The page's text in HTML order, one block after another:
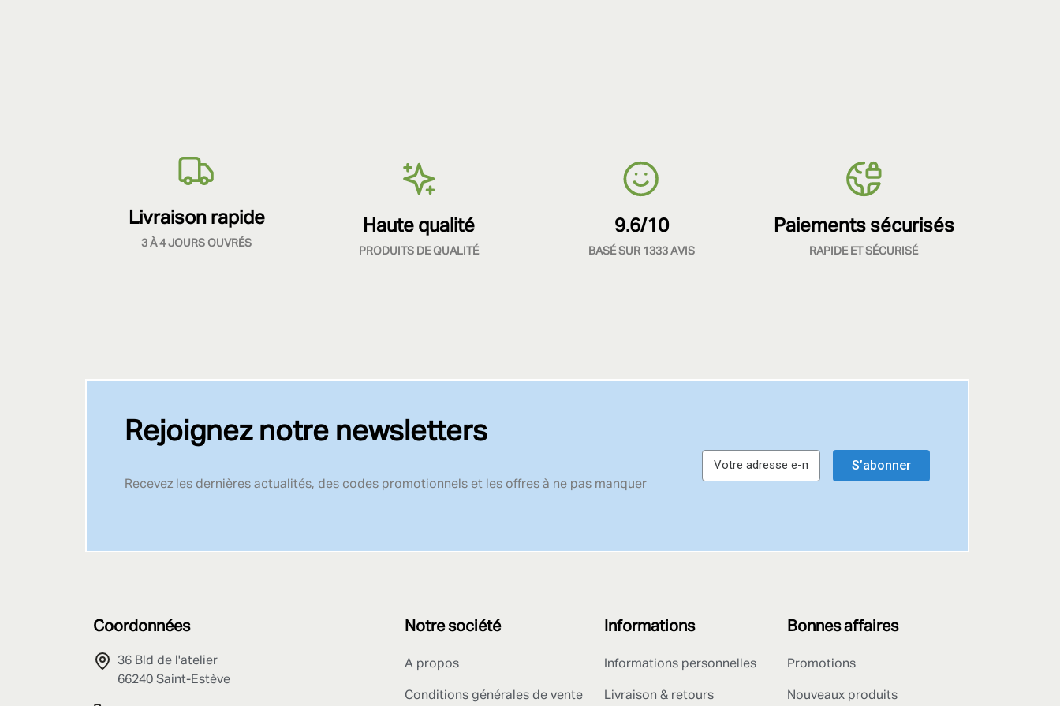
Livraison rapide
3 À 4 JOURS OUVRÉS
Haute qualité
PRODUITS DE QUALITÉ
9.6/10
BASÉ SUR 1333 AVIS
Paiements sécurisés
RAPIDE ET SÉCURISÉ
Rejoignez notre newsletters
Recevez les dernières actualités, des codes promotionnels et les offres à ne pas manquer
S’abonner
Coordonnées
36 Bld de l'atelier
66240 Saint-Estève
Notre société
A propos
Conditions générales de vente
Informations
Informations personnelles
Livraison & retours
Bonnes affaires
Promotions
Nouveaux produits